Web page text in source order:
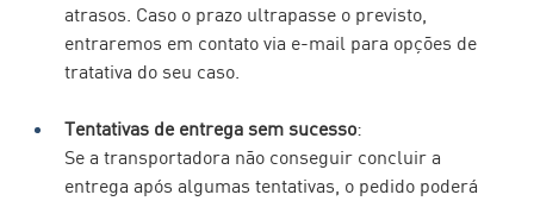
atrasos. Caso o prazo ultrapasse o previsto,
entraremos em contato via e-mail para opções de
tratativa do seu caso.
Tentativas de entrega sem sucesso:
Se a transportadora não conseguir concluir a
entrega após algumas tentativas, o pedido poderá